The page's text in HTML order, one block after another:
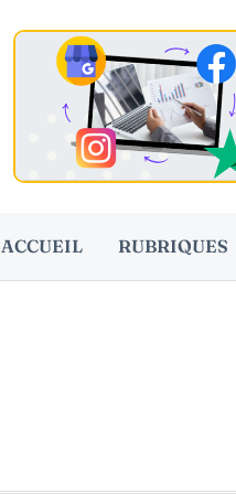
ACCUEIL RUBRIQUES